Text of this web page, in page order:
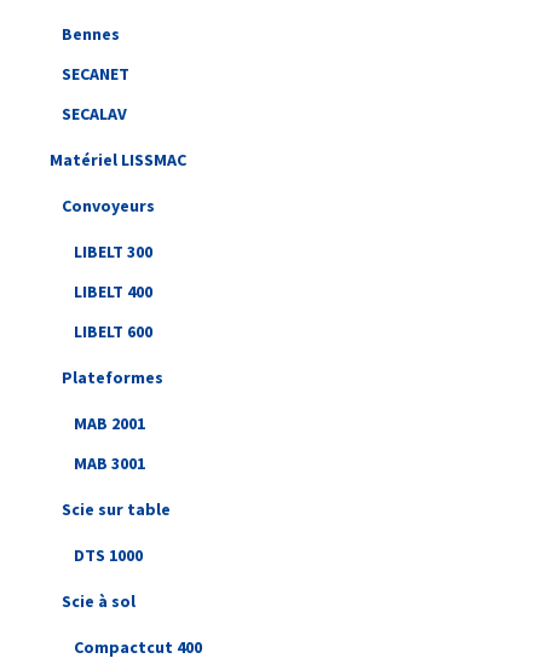
Bennes
SECANET
SECALAV
Matériel LISSMAC
Convoyeurs
LIBELT 300
LIBELT 400
LIBELT 600
Plateformes
MAB 2001
MAB 3001
Scie sur table
DTS 1000
Scie à sol
Compactcut 400